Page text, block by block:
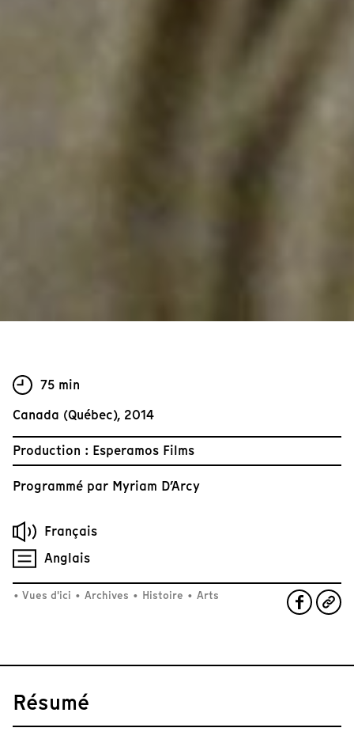
75 min
Canada (Québec), 2014
Production : Esperamos Films
Programmé par Myriam D’Arcy
Français
Anglais
• Vues d'ici • Archives • Histoire • Arts
Résumé